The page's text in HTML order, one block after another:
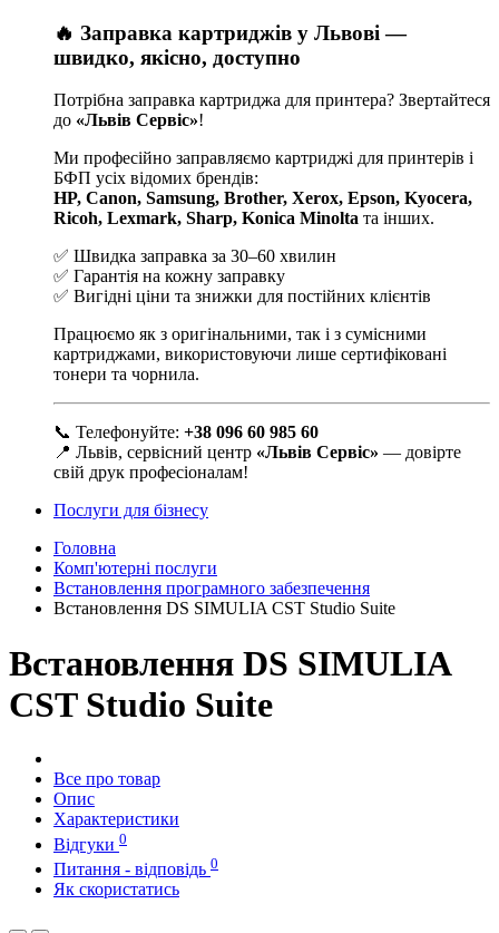
🔥 Заправка картриджів у Львові —
швидко, якісно, доступно
Потрібна заправка картриджа для принтера? Звертайтеся
до «Львів Сервіс»!
Ми професійно заправляємо картриджі для принтерів і
БФП усіх відомих брендів:
HP, Canon, Samsung, Brother, Xerox, Epson, Kyocera,
Ricoh, Lexmark, Sharp, Konica Minolta та інших.
✅ Швидка заправка за 30–60 хвилин
✅ Гарантія на кожну заправку
✅ Вигідні ціни та знижки для постійних клієнтів
Працюємо як з оригінальними, так і з сумісними
картриджами, використовуючи лише сертифіковані
тонери та чорнила.
📞 Телефонуйте: +38 096 60 985 60
📍 Львів, сервісний центр «Львів Сервіс» — довірте
свій друк професіоналам!
Послуги для бізнесу
Головна
Комп'ютерні послуги
Встановлення програмного забезпечення
Встановлення DS SIMULIA CST Studio Suite
Встановлення DS SIMULIA
CST Studio Suite
Все про товар
Опис
Характеристики
Відгуки 0
Питання - відповідь 0
Як скористатись